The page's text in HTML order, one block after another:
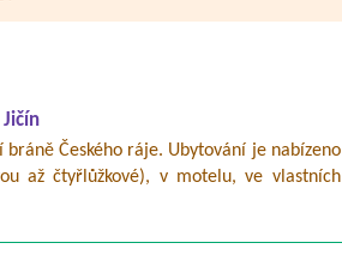
Jičín
bráně Českého ráje. Ubytování je nabízeno
až čtyřlůžkové), v motelu, ve vlastních